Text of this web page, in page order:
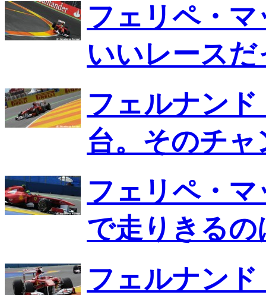
フェリペ・
いいレースだ
フェルナン
台。そのチ
フェリペ・
で走りきるの
フェルナン